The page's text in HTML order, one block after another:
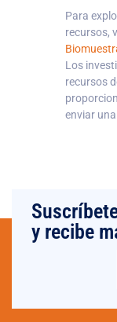
Para
recursos,
Los
recursos
enviar
y recibe